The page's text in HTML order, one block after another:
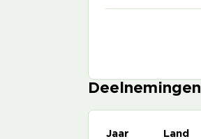
Deelnemingen
Jaar Land